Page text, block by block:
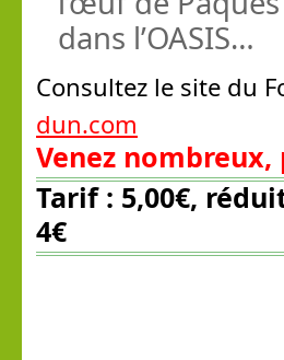
dans l’OASIS…
Consultez le site du
dun.com
Venez
Tarif : 5,00€,
4€